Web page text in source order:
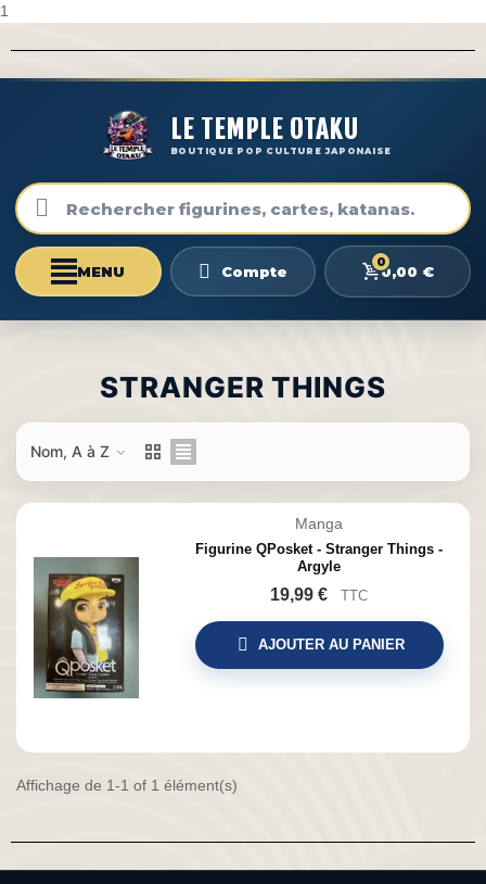
1
LE TEMPLE OTAKU
BOUTIQUE POP CULTURE JAPONAISE
Compte
0
0,00 €
STRANGER THINGS
Nom, A à Z
Manga
Figurine QPosket - Stranger Things -
Argyle
19,99 € TTC
AJOUTER AU PANIER
Affichage de 1-1 of 1 élément(s)